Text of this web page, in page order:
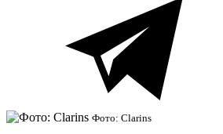
Фото: Clarins